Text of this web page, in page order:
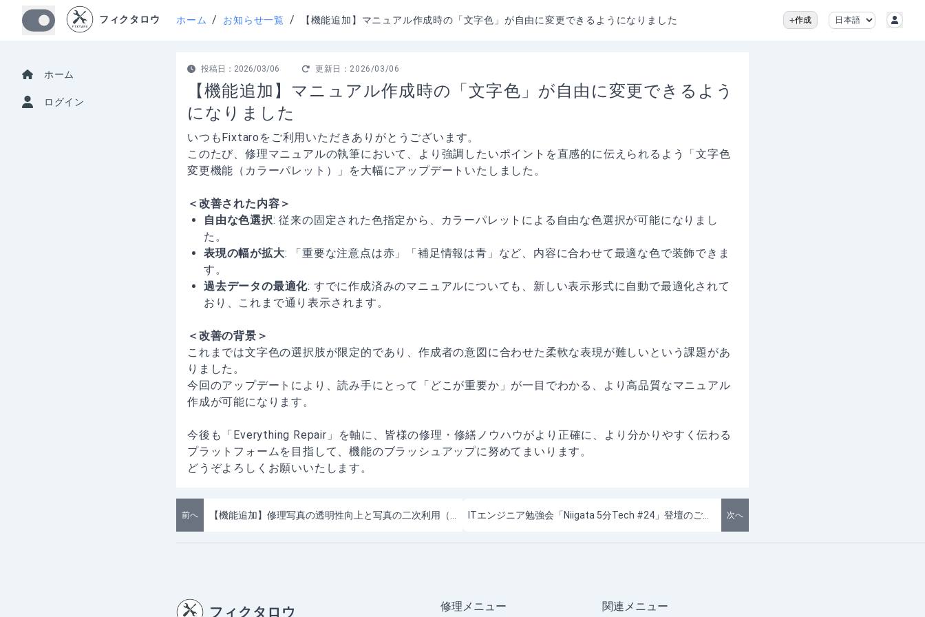
ホーム
ログイン
フィクタロウ ホーム / お知らせ一覧 / 【機能追加】マニュアル作成時の「文字色」が自由に変更できるようになりました 作成
投稿日： 2026/03/06 更新日： 2026/03/06
【機能追加】マニュアル作成時の「文字色」が自由に変更できるよう
になりました
いつもFixtaroをご利用いただきありがとうございます。
このたび、修理マニュアルの執筆において、より強調したいポイントを直感的に伝えられるよう「文字色
変更機能（カラーパレット）」を大幅にアップデートいたしました。
＜改善された内容＞
自由な色選択: 従来の固定された色指定から、カラーパレットによる自由な色選択が可能になりまし
た。
表現の幅が拡大: 「重要な注意点は赤」「補足情報は青」など、内容に合わせて最適な色で装飾できま
す。
過去データの最適化: すでに作成済みのマニュアルについても、新しい表示形式に自動で最適化されて
おり、これまで通り表示されます。
＜改善の背景＞
これまでは文字色の選択肢が限定的であり、作成者の意図に合わせた柔軟な表現が難しいという課題があ
りました。
今回のアップデートにより、読み手にとって「どこが重要か」が一目でわかる、より高品質なマニュアル
作成が可能になります。
今後も「Everything Repair」を軸に、皆様の修理・修繕ノウハウがより正確に、より分かりやすく伝わる
プラットフォームを目指して、機能のブラッシュアップに努めてまいります。
どうぞよろしくお願いいたします。
前へ 次へ
フィクタロウ 修理メニュー 関連メニュー